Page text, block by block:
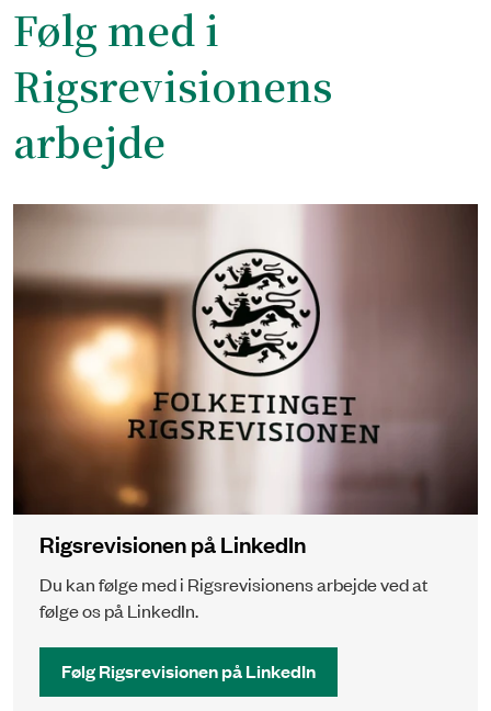
Følg med i
Rigsrevisionens
arbejde
Rigsrevisionen på LinkedIn
Du kan følge med i Rigsrevisionens arbejde ved at
følge os på LinkedIn.
Følg Rigsrevisionen på LinkedIn